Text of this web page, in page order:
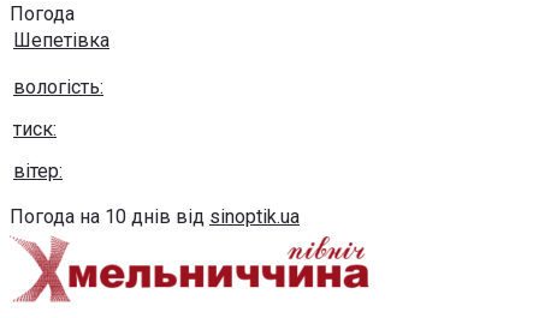
Погода
Шепетівка
вологість:
тиск:
вітер:
Погода на 10 днів від sinoptik.ua